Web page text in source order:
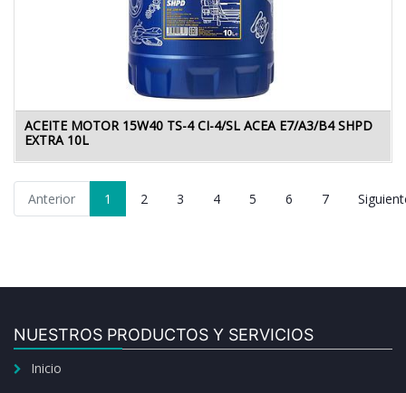
ACEITE MOTOR 15W40 TS-4 CI-4/SL ACEA E7/A3/B4 SHPD
EXTRA 10L
Anterior 1 2 3 4 5 6 7
NUESTROS PRODUCTOS Y SERVICIOS
Inicio